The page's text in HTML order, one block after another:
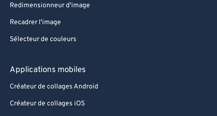
Redimensionneur d'image
Recadrer l'image
Sélecteur de couleurs
Applications mobiles
Créateur de collages Android
Créateur de collages iOS